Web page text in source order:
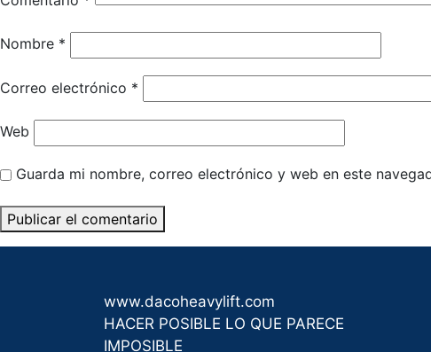
Nombre *
Correo electrónico *
Web
Guarda mi nombre, correo electrónico y web en este
www.dacoheavylift.com
HACER POSIBLE LO QUE PARECE
IMPOSIBLE